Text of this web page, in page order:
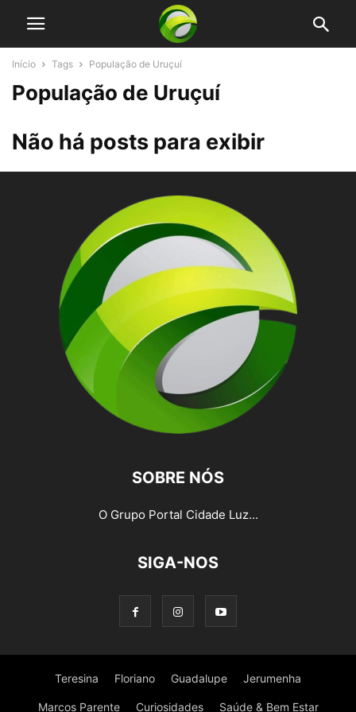
Início Tags População de Uruçuí
População de Uruçuí
Não há posts para exibir
SOBRE NÓS
O Grupo Portal Cidade Luz...
SIGA-NOS
Teresina Floriano Guadalupe Jerumenha
Marcos Parente Curiosidades Saúde & Bem Estar